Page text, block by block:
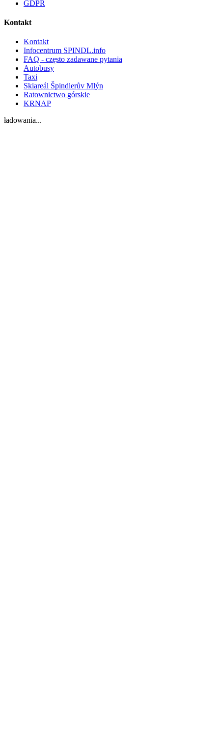
GDPR
Kontakt
Kontakt
Infocentrum SPINDL.info
FAQ - często zadawane pytania
Autobusy
Taxi
Skiareál Špindlerův Mlýn
Ratownictwo górskie
KRNAP
ładowania...